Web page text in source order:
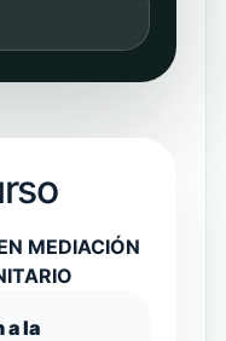
MEDIACIÓN
a la